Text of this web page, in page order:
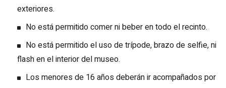
exteriores.
No está permitido comer ni beber en todo el recinto.
No está permitido el uso de trípode, brazo de selfie, ni
flash en el interior del museo.
Los menores de 16 años deberán ir acompañados por